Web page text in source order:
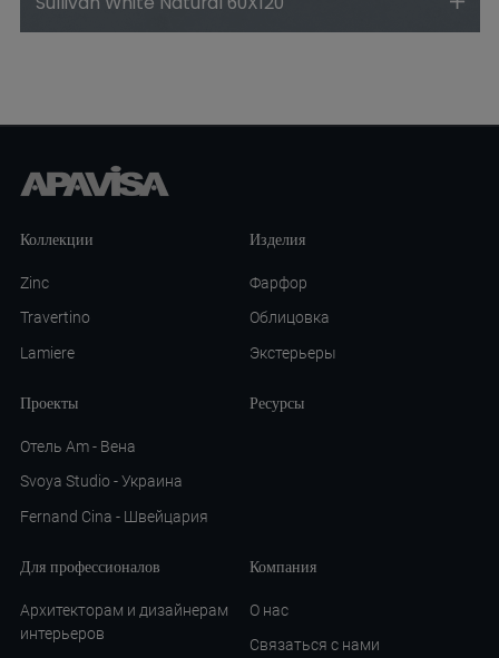
Коллекции
Zinc
Travertino
Lamiere
Изделия
Фарфор
Облицовка
Экстерьеры
Проекты
Отель Am - Вена
Svoya Studio - Украина
Fernand Cina - Швейцария
Ресурсы
Для профессионалов
Архитекторам и дизайнерам
интерьеров
Компания
О нас
Связаться с нами